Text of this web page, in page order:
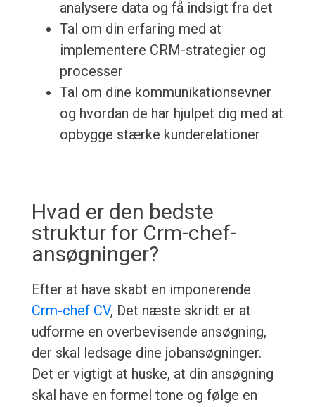
analysere data og få indsigt fra det
Tal om din erfaring med at
implementere CRM-strategier og
processer
Tal om dine kommunikationsevner
og hvordan de har hjulpet dig med at
opbygge stærke kunderelationer
Hvad er den bedste
struktur for Crm-chef-
ansøgninger?
Efter at have skabt en imponerende
Crm-chef CV, Det næste skridt er at
udforme en overbevisende ansøgning,
der skal ledsage dine jobansøgninger.
Det er vigtigt at huske, at din ansøgning
skal have en formel tone og følge en